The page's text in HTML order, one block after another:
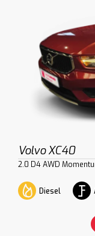
Volvo XC40
2.0 D4 AWD
Diesel